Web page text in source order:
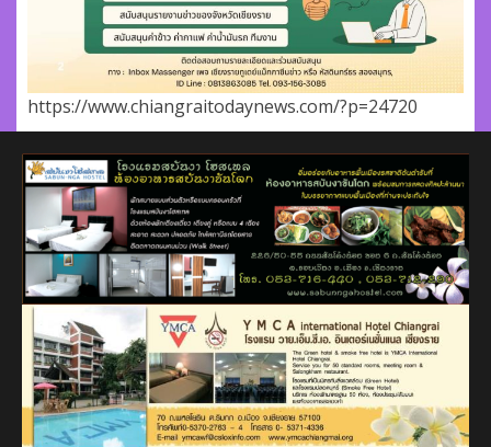
https://www.chiangraitodaynews.com/?p=24720